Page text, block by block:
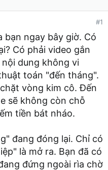
#1
bạn ngay bây giờ. Có
Có phải video gắn
dung không vi
toán "đến tháng".
vòng kim cô. Đến
sẽ không còn chỗ
tiền bát nháo.
đang đóng lại. Chỉ có
là mở ra. Bạn đã có
đứng ngoài rìa chờ